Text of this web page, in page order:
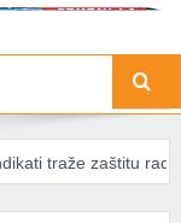
od trgovinskih